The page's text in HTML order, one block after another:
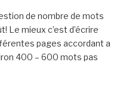
de nombre de mots
Le mieux c’est d’écrire
pages accordant a
400 – 600 mots pas